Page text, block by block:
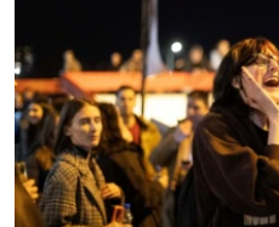
КИТАЙ.ВИКЛИКИ
МУЛЬТИМЕДІА
ФОТО
СПЕЦПРОЄКТИ
ПОДКАСТИ